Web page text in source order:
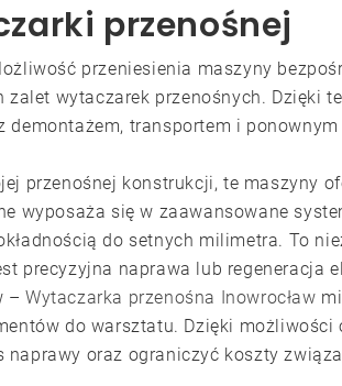
przenośnej
przeniesienia maszyny
wytaczarek przenośnych. Dzięki
demontażem, transportem i
przenośnej konstrukcji, te maszyny
wyposaża się w zaawansowane
do setnych milimetra. To
precyzyjna naprawa lub regeneracja
– Wytaczarka przenośna Inowrocław
do warsztatu. Dzięki możliwości
naprawy oraz ograniczyć koszty